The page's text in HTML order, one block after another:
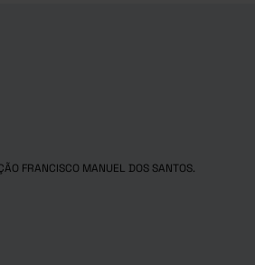
FRANCISCO MANUEL DOS SANTOS.